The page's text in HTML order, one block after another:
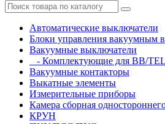
Автоматические выключатели
Блоки управления вакуумным
Вакуумные выключатели
- Комплектующие для BB/TEL
Вакуумные контакторы
Выкатные элементы
Измерительные приборы
Камера сборная
КРУН